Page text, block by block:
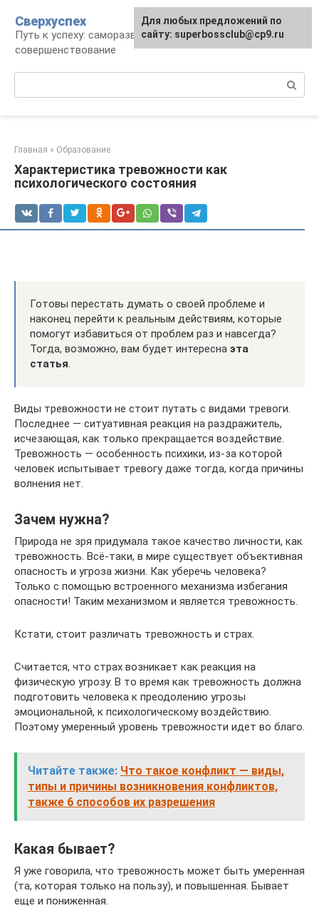
контенту
Сверхуспех
Путь к успеху: саморазвитие и
совершенствование
Главная » Образование
Характеристика тревожности как
психологического состояния
Готовы перестать думать о своей проблеме и
наконец перейти к реальным действиям, которые
помогут избавиться от проблем раз и навсегда?
Тогда, возможно, вам будет интересна эта
статья.
Виды тревожности не стоит путать с видами тревоги.
Последнее — ситуативная реакция на раздражитель,
исчезающая, как только прекращается воздействие.
Тревожность — особенность психики, из-за которой
человек испытывает тревогу даже тогда, когда причины
волнения нет.
Зачем нужна?
Природа не зря придумала такое качество личности, как
тревожность. Всё-таки, в мире существует объективная
опасность и угроза жизни. Как уберечь человека?
Только с помощью встроенного механизма избегания
опасности! Таким механизмом и является тревожность.
Кстати, стоит различать тревожность и страх.
Считается, что страх возникает как реакция на
физическую угрозу. В то время как тревожность должна
подготовить человека к преодолению угрозы
эмоциональной, к психологическому воздействию.
Поэтому умеренный уровень тревожности идет во благо.
Читайте также: Что такое конфликт — виды,
типы и причины возникновения конфликтов,
также 6 способов их разрешения
Какая бывает?
Я уже говорила, что тревожность может быть умеренная
(та, которая только на пользу), и повышенная. Бывает
еще и пониженная.
Для любых предложений по
сайту: superbossclub@cp9.ru